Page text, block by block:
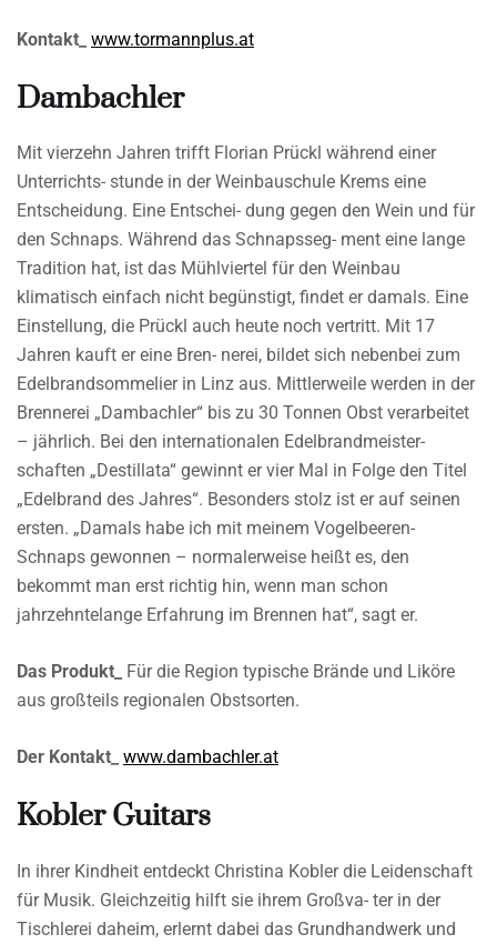
Kontakt_ www.tormannplus.at
Dambachler
Mit vierzehn Jahren trifft Florian Prückl während einer
Unterrichts- stunde in der Weinbauschule Krems eine
Entscheidung. Eine Entschei- dung gegen den Wein und für
den Schnaps. Während das Schnapsseg- ment eine lange
Tradition hat, ist das Mühlviertel für den Weinbau
klimatisch einfach nicht begünstigt, findet er damals. Eine
Einstellung, die Prückl auch heute noch vertritt. Mit 17
Jahren kauft er eine Bren- nerei, bildet sich nebenbei zum
Edelbrandsommelier in Linz aus. Mittlerweile werden in der
Brennerei „Dambachler“ bis zu 30 Tonnen Obst verarbeitet
– jährlich. Bei den internationalen Edelbrandmeister-
schaften „Destillata“ gewinnt er vier Mal in Folge den Titel
„Edelbrand des Jahres“. Besonders stolz ist er auf seinen
ersten. „Damals habe ich mit meinem Vogelbeeren-
Schnaps gewonnen – normalerweise heißt es, den
bekommt man erst richtig hin, wenn man schon
jahrzehntelange Erfahrung im Brennen hat“, sagt er.
Das Produkt_
Für die Region typische Brände und Liköre
aus großteils regionalen Obstsorten.
Der Kontakt_ www.dambachler.at
Kobler Guitars
In ihrer Kindheit entdeckt Christina Kobler die Leidenschaft
für Musik. Gleichzeitig hilft sie ihrem Großva- ter in der
Tischlerei daheim, erlernt dabei das Grundhandwerk und